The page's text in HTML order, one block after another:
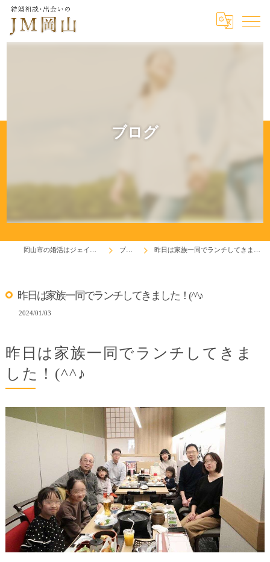
ブログ
ブログ 昨日は家族一同でランチしてきました！(^^♪
昨日は家族一同でランチしてきました！(^^♪
2024/01/03
昨日は家族一同でランチしてきま
した！(^^♪